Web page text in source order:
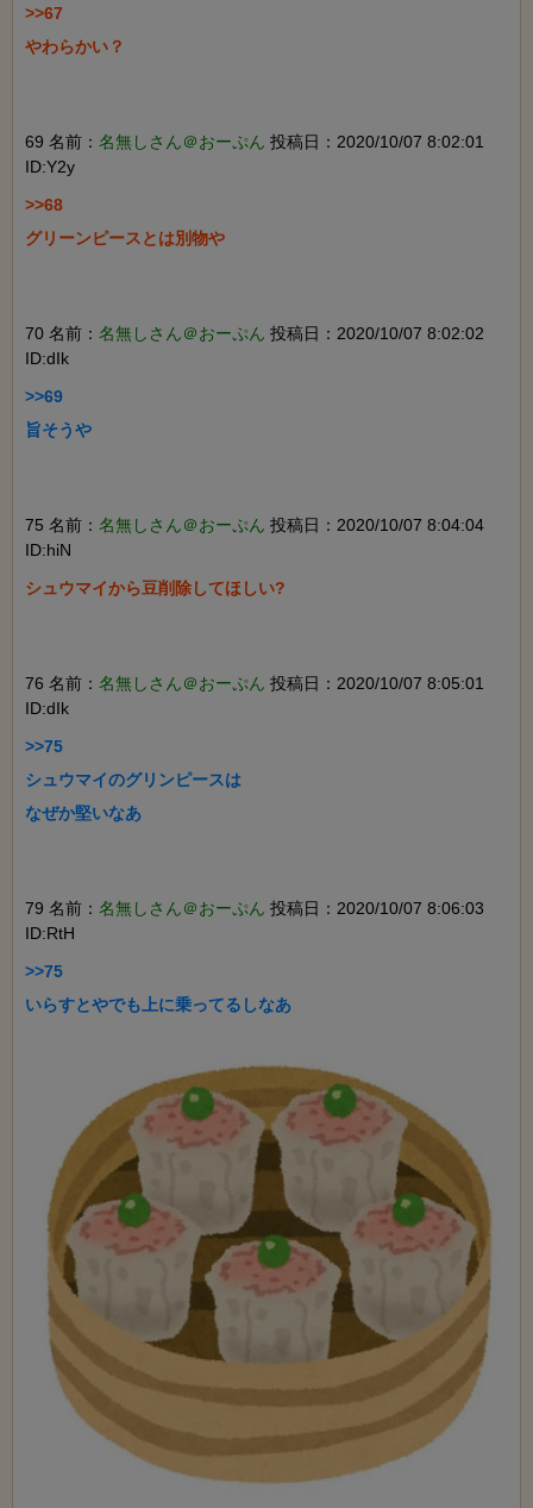
>>67
やわらかい？
69 名前： 名無しさん＠おーぷん 投稿日：2020/10/07 8:02:01
ID:Y2y
>>68
グリーンピースとは別物や
70 名前： 名無しさん＠おーぷん 投稿日：2020/10/07 8:02:02
ID:dIk
>>69
旨そうや
75 名前： 名無しさん＠おーぷん 投稿日：2020/10/07 8:04:04
ID:hiN
シュウマイから豆削除してほしい?
76 名前： 名無しさん＠おーぷん 投稿日：2020/10/07 8:05:01
ID:dIk
>>75
シュウマイのグリンピースは
なぜか堅いなあ
79 名前： 名無しさん＠おーぷん 投稿日：2020/10/07 8:06:03
ID:RtH
>>75